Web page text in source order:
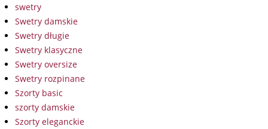
swetry
Swetry damskie
Swetry długie
Swetry klasyczne
Swetry oversize
Swetry rozpinane
Szorty basic
szorty damskie
Szorty eleganckie